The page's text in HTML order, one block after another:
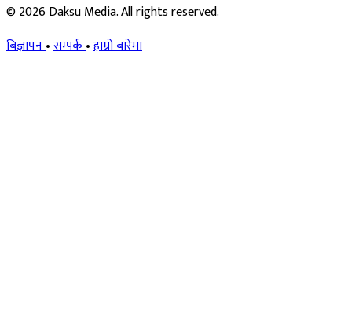
© 2026 Daksu Media. All rights reserved.
बिज्ञापन•सम्पर्क•हाम्रो बारेमा